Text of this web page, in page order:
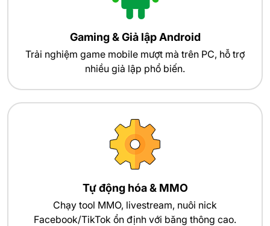
Gaming & Giả lập Android
Trải nghiệm game mobile mượt mà trên PC, hỗ trợ
nhiều giả lập phổ biến.
Tự động hóa & MMO
Chạy tool MMO, livestream, nuôi nick
Facebook/TikTok ổn định với băng thông cao.